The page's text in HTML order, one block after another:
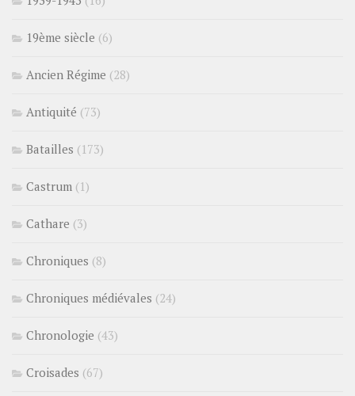
19ème siècle (6)
Ancien Régime (28)
Antiquité (73)
Batailles (173)
Castrum (1)
Cathare (3)
Chroniques (8)
Chroniques médiévales (24)
Chronologie (43)
Croisades (67)